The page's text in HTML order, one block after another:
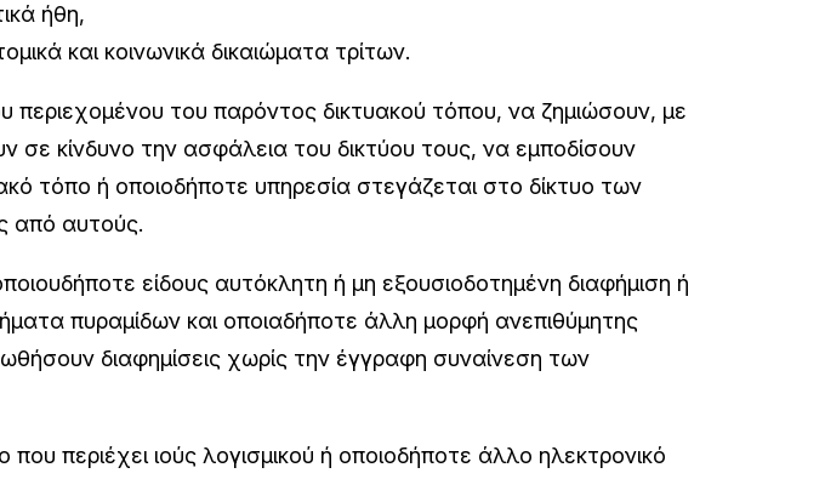
ήθη,
και κοινωνικά δικαιώματα τρίτων.
του παρόντος δικτυακού τόπου, να ζημιώσουν, με
σε κίνδυνο την ασφάλεια του δικτύου τους, να εμποδίσουν
τόπο ή οποιοδήποτε υπηρεσία στεγάζεται στο δίκτυο των
από αυτούς.
είδους αυτόκλητη ή μη εξουσιοδοτημένη διαφήμιση ή
πυραμίδων και οποιαδήποτε άλλη μορφή ανεπιθύμητης
διαφημίσεις χωρίς την έγγραφη συναίνεση των
περιέχει ιούς λογισμικού ή οποιοδήποτε άλλο ηλεκτρονικό